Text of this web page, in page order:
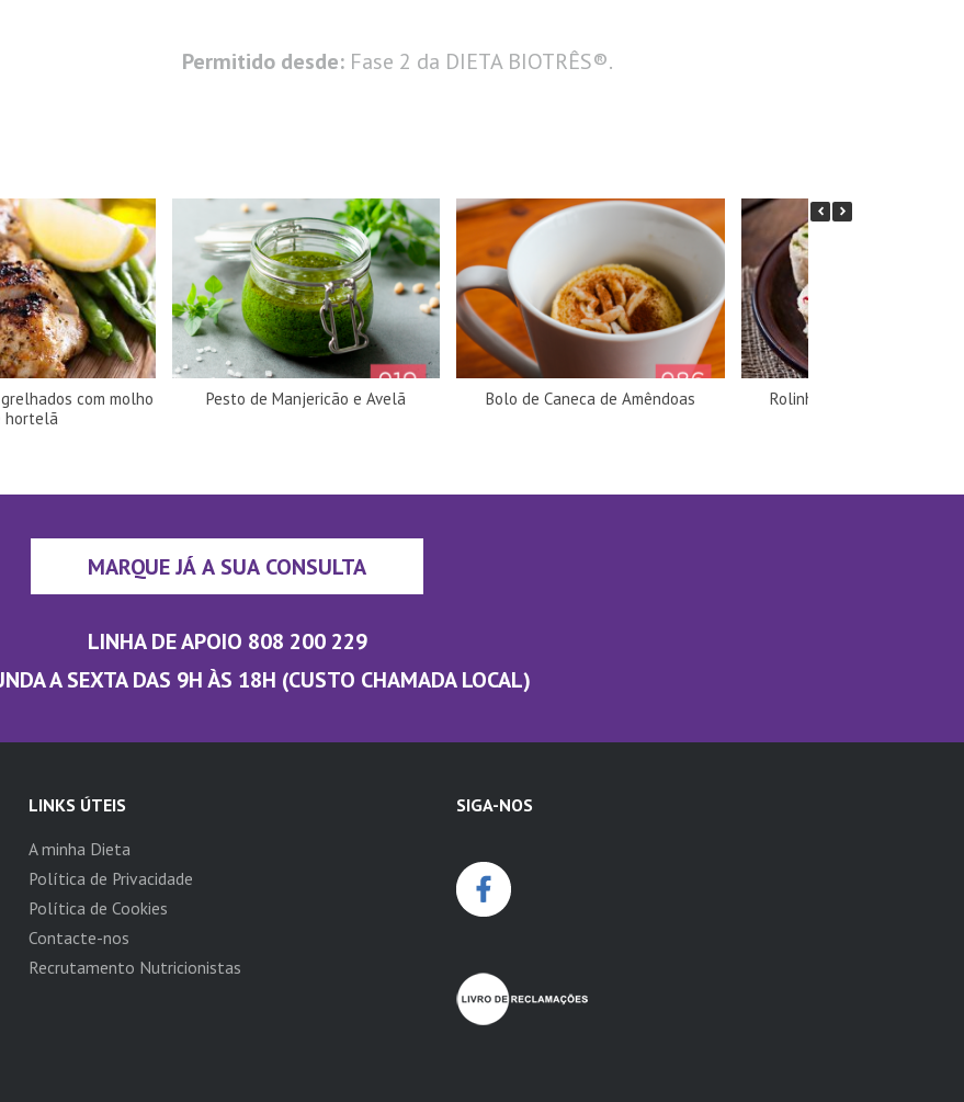
Permitido desde: Fase 2 da DIETA BIOTRÊS®.
com molho
hortelã
Pesto de Manjericão e Avelã Bolo de Caneca de Amêndoas
Rolinhos de peru com
MARQUE JÁ A SUA CONSULTA
LINHA DE APOIO 808 200 229
A SEXTA DAS 9H ÀS 18H (CUSTO CHAMADA LOCAL)
LINKS ÚTEIS
A minha Dieta
Política de Privacidade
Política de Cookies
Contacte-nos
Recrutamento Nutricionistas
SIGA-NOS